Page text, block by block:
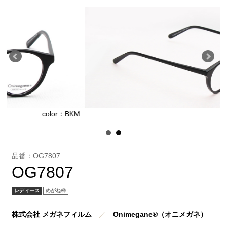
品番：OG7807
OG7807
レディース めがね枠
株式会社 メガネフィルム ／Onimegane®（オニメガネ）